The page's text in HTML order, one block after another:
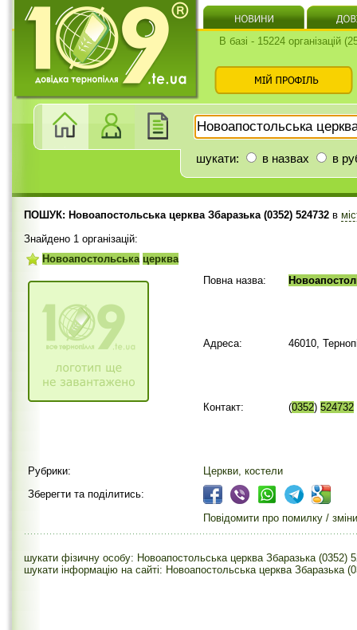
В базі - 15224 організацій
шукати: в назвах в
ПОШУК: Новоапостольська церква Збаразька (0352) 524732 в
Знайдено 1 організацій:
Новоапостольська церква
Повна назва:
Адреса: 46010,
Контакт: (0352) 524732
Рубрики:
Церкви, костели
Зберегти та поділитись:
Повідомити про помилку / зміни
шукати фізичну особу: Новоапостольська церква Збаразька (0352)
шукати інформацію на сайті: Новоапостольська церква Збаразька